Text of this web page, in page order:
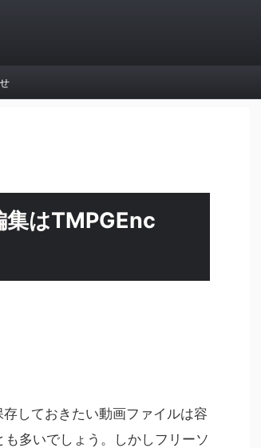
はTMPGEnc
しておきたい動画ファイルは容
多いでしょう。しかしフリーソ